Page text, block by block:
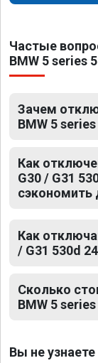
Частые
BMW 5 series
Зачем
BMW 5
Как
G30 / G31
сэкономить
Как
/ G31 530d
Сколько
BMW 5
Вы не